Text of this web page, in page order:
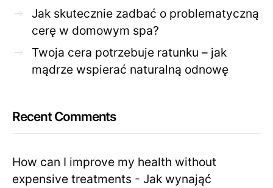
Jak skutecznie zadbać o problematyczną
cerę w domowym spa?
Twoja cera potrzebuje ratunku – jak
mądrze wspierać naturalną odnowę
Recent Comments
How can I improve my health without
expensive treatments - Jak wynająć